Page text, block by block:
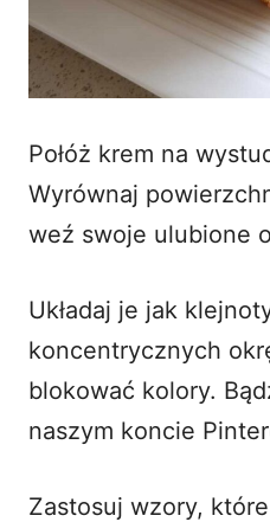
Połóż krem na
Wyrównaj
weź swoje ulubione
Układaj je jak
koncentrycznych
blokować kolory.
naszym koncie
Zastosuj wzory,